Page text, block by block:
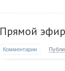
Прямой эфир
Комментарии